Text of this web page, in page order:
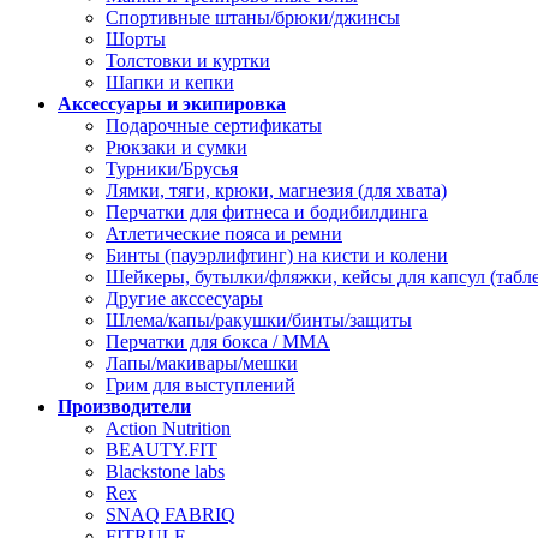
Спортивные штаны/брюки/джинсы
Шорты
Толстовки и куртки
Шапки и кепки
Аксессуары и экипировка
Подарочные сертификаты
Рюкзаки и сумки
Турники/Брусья
Лямки, тяги, крюки, магнезия (для хвата)
Перчатки для фитнеса и бодибилдинга
Атлетические пояса и ремни
Бинты (пауэрлифтинг) на кисти и колени
Шейкеры, бутылки/фляжки, кейсы для капсул
Другие акссесуары
Шлема/капы/ракушки/бинты/защиты
Перчатки для бокса / ММА
Лапы/макивары/мешки
Грим для выступлений
Производители
Action Nutrition
BEAUTY.FIT
Blackstone labs
Rex
SNAQ FABRIQ